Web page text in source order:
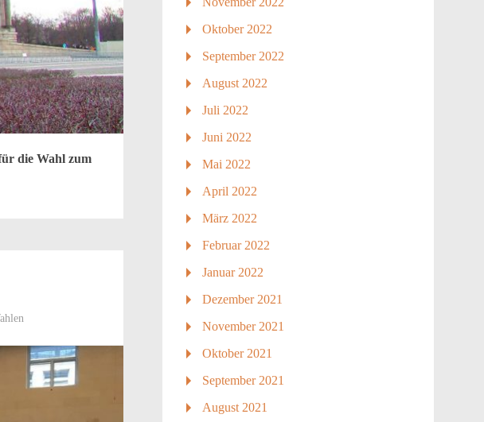
die Wahl zum
Oktober 2022
September 2022
August 2022
Juli 2022
Juni 2022
Mai 2022
April 2022
März 2022
Februar 2022
Januar 2022
Dezember 2021
November 2021
Oktober 2021
September 2021
August 2021